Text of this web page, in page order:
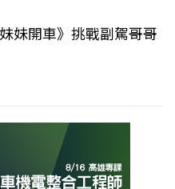
妹開車》挑戰副駕哥哥